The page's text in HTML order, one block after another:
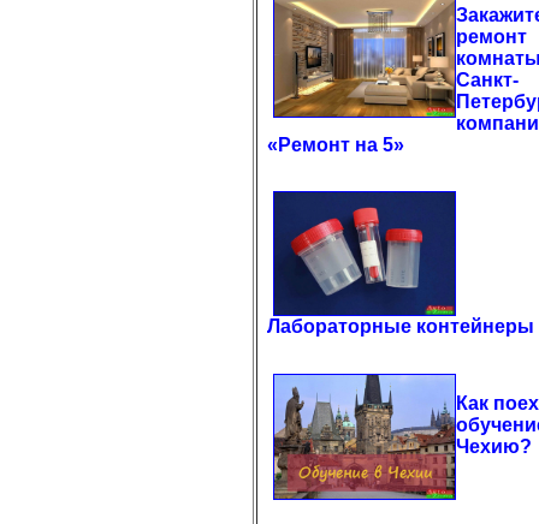
ремонт
Санкт-
«Ремонт на 5»
Лабораторные контейнеры
Как
Чехию?